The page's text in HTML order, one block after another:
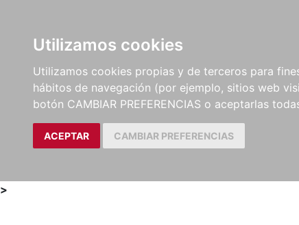
Utilizamos cookies
Utilizamos cookies propias y de terceros para
hábitos de navegación (por ejemplo, sitios web
botón CAMBIAR PREFERENCIAS o aceptarlas
ACEPTAR CAMBIAR PREFERENCIAS
LIBROS
MÉTODOS Y
EJERCICIOS
PARTITURAS Y
CRÍTICAS
>